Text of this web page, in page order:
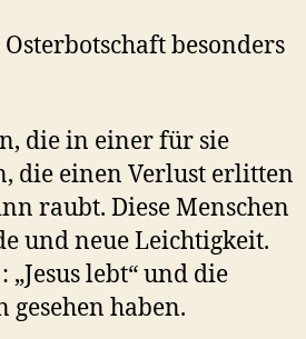
besonders
die in einer für sie
die einen Verlust erlitten
raubt. Diese Menschen
und neue Leichtigkeit.
lebt“ und die
gesehen haben.